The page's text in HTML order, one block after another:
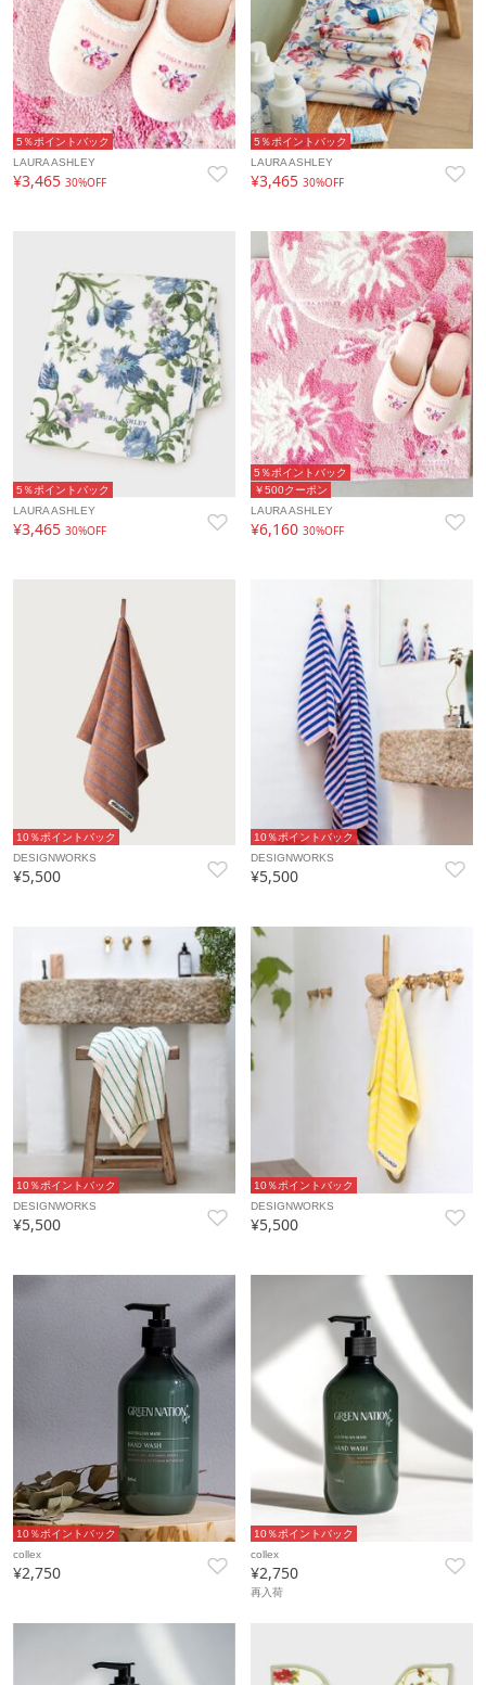
5％ポイントバック
LAURA ASHLEY
¥3,465 30%OFF
5％ポイントバック
LAURA ASHLEY
¥3,46530%OFF
5％ポイントバック
LAURA ASHLEY
¥3,465 30%OFF
￥500クーポン
5％ポイントバック
LAURA ASHLEY
¥6,16030%OFF
10％ポイントバック
DESIGNWORKS
¥5,500
10％ポイントバック
DESIGNWORKS
¥5,500
10％ポイントバック
DESIGNWORKS
¥5,500
10％ポイントバック
DESIGNWORKS
¥5,500
10％ポイントバック
collex
¥2,750
10％ポイントバック
collex
¥2,750
再入荷